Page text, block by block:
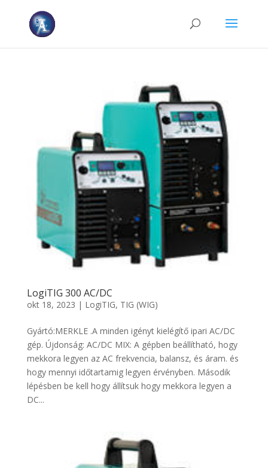
LogiTIG 300 AC/DC
okt 18, 2023 | LogiTIG, TIG (WIG)
Gyártó:MERKLE .A minden igényt kielégítő ipari AC/DC
gép. Újdonság: AC/DC MIX: A gépben beállítható, hogy
mekkora legyen az AC frekvencia, balansz, és áram. és
hogy mennyi időtartamig legyen érvényben. Második
lépésben be kell hogy állítsuk hogy mekkora legyen a
DC...